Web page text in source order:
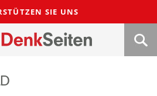
SIE UNS